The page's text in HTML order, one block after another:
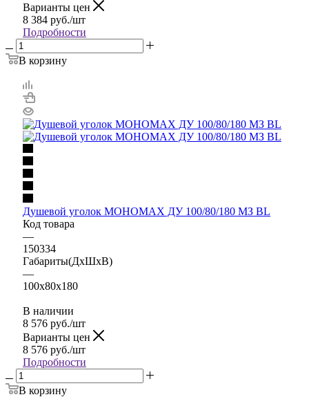
Варианты цен
8 384 руб./шт
Подробности
В корзину
Душевой уголок МОНОМАХ ДУ 100/80/180 МЗ BL
Код товара
—
150334
Габариты(ДхШхВ)
—
100x80x180
В наличии
8 576 руб./шт
Варианты цен
8 576 руб./шт
Подробности
В корзину